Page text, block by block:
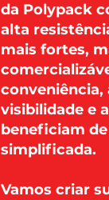
da Polypack
alta
mais fortes,
conveniência,
visibilidade e
beneficiam
simplificada.
Vamos criar